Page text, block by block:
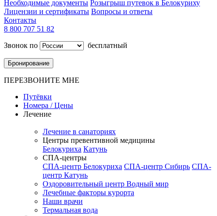
Необходимые документы Розыгрыш путевок в Белокуриху
Лицензии и сертификаты Вопросы и ответы
Контакты
8 800 707 51 82
Звонок по
бесплатный
Бронирование
ПЕРЕЗВОНИТЕ МНЕ
Путёвки
Номера / Цены
Лечение
Лечение в санаториях
Центры превентивной медицины
Белокуриха Катунь
СПА-центры
СПА-центр Белокуриха СПА-центр Сибирь СПА-
центр Катунь
Оздоровительный центр Водный мир
Лечебные факторы курорта
Наши врачи
Термальная вода